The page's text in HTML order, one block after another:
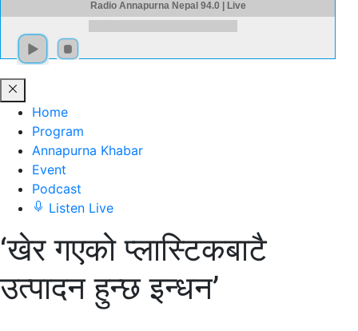
Radio Annapurna Nepal 94.0 | Live
Home
Program
Annapurna Khabar
Event
Podcast
Listen Live
‘खेर गएको प्लास्टिकबाटै
उत्पादन हुन्छ इन्धन’